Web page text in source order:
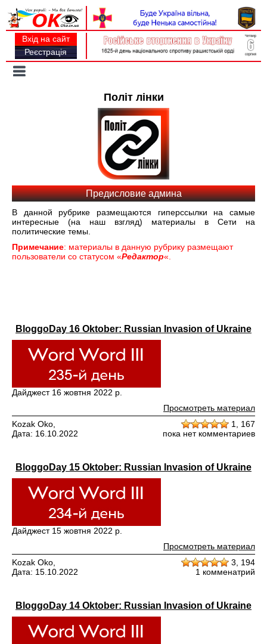
Вхід на сайт
Реєстрація
Політ лінки
Предисловие админа
В данной рубрике размещаются гиперссылки на самые
интересные (на наш взгляд) материалы в Сети на
политические темы.
Примечание: материалы в данную рубрику размещают
пользователи со статусом «Редактор«.
BloggoDay 16 Oktober: Russian Invasion of Ukraine
Дайджест 16 жовтня 2022 р.
Просмотреть материал
Kozak Oko,
Дата: 16.10.2022
1, 167
пока нет комментариев
BloggoDay 15 Oktober: Russian Invasion of Ukraine
Дайджест 15 жовтня 2022 р.
Просмотреть материал
Kozak Oko,
Дата: 15.10.2022
3, 194
1 комменатрий
BloggoDay 14 Oktober: Russian Invasion of Ukraine